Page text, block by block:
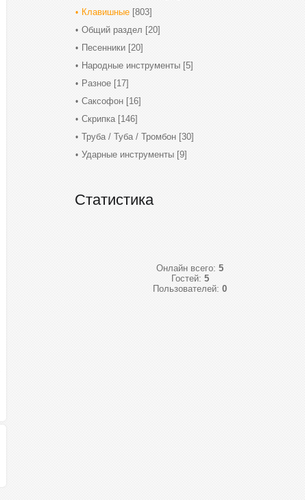
Клавишные [803]
Общий раздел [20]
Песенники [20]
Народные инструменты [5]
Разное [17]
Саксофон [16]
Скрипка [146]
Труба / Туба / Тромбон [30]
Ударные инструменты [9]
Статистика
Онлайн всего: 5
Гостей: 5
Пользователей: 0